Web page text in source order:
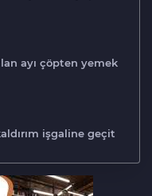
ayı çöpten yemek
işgaline geçit